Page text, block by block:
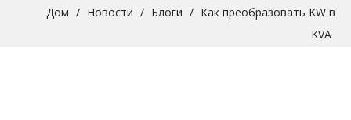
Дом / Новости / Блоги / Как преобразовать KW в
KVA